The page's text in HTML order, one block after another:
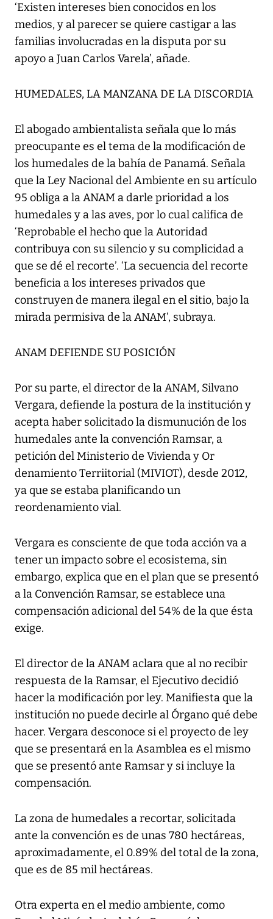
‘Existen intereses bien conocidos en los
medios, y al parecer se quiere castigar a las
familias involucradas en la disputa por su
apoyo a Juan Carlos Varela’, añade.
HUMEDALES, LA MANZANA DE LA DISCORDIA
El abogado ambientalista señala que lo más
preocupante es el tema de la modificación de
los humedales de la bahía de Panamá. Señala
que la Ley Nacional del Ambiente en su artículo
95 obliga a la ANAM a darle prioridad a los
humedales y a las aves, por lo cual califica de
‘Reprobable el hecho que la Autoridad
contribuya con su silencio y su complicidad a
que se dé el recorte’. ‘La secuencia del recorte
beneficia a los intereses privados que
construyen de manera ilegal en el sitio, bajo la
mirada permisiva de la ANAM’, subraya.
ANAM DEFIENDE SU POSICIÓN
Por su parte, el director de la ANAM, Silvano
Vergara, defiende la postura de la institución y
acepta haber solicitado la dismunución de los
humedales ante la convención Ramsar, a
petición del Ministerio de Vivienda y Or
denamiento Terriitorial (MIVIOT), desde 2012,
ya que se estaba planificando un
reordenamiento vial.
Vergara es consciente de que toda acción va a
tener un impacto sobre el ecosistema, sin
embargo, explica que en el plan que se presentó
a la Convención Ramsar, se establece una
compensación adicional del 54% de la que ésta
exige.
El director de la ANAM aclara que al no recibir
respuesta de la Ramsar, el Ejecutivo decidió
hacer la modificación por ley. Manifiesta que la
institución no puede decirle al Órgano qué debe
hacer. Vergara desconoce si el proyecto de ley
que se presentará en la Asamblea es el mismo
que se presentó ante Ramsar y si incluye la
compensación.
La zona de humedales a recortar, solicitada
ante la convención es de unas 780 hectáreas,
aproximadamente, el 0.89% del total de la zona,
que es de 85 mil hectáreas.
Otra experta en el medio ambiente, como